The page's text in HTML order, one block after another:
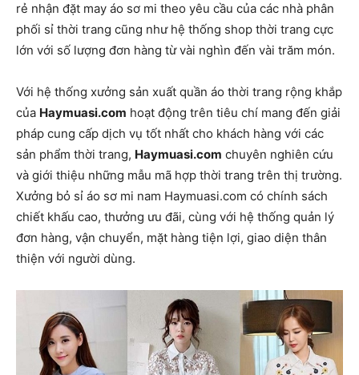
rẻ nhận đặt may áo sơ mi theo yêu cầu của các nhà phân
phối sỉ thời trang cũng như hệ thống shop thời trang cực
lớn với số lượng đơn hàng từ vài nghìn đến vài trăm món.
Với hệ thống xưởng sản xuất quần áo thời trang rộng khắp
của Haymuasi.com hoạt động trên tiêu chí mang đến giải
pháp cung cấp dịch vụ tốt nhất cho khách hàng với các
sản phẩm thời trang, Haymuasi.com chuyên nghiên cứu
và giới thiệu những mẫu mã hợp thời trang trên thị trường.
Xưởng bỏ sỉ áo sơ mi nam Haymuasi.com có ​​chính sách
chiết khấu cao, thưởng ưu đãi, cùng với hệ thống quản lý
đơn hàng, vận chuyển, mặt hàng tiện lợi, giao diện thân
thiện với người dùng.